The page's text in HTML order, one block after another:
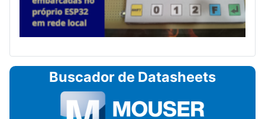
Buscador de Datasheets